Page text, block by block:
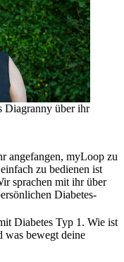
Diagranny über ihr
angefangen, myLoop zu
zu bedienen ist
sprachen mit ihr über
Diabetes-
Diabetes Typ 1. Wie ist
was bewegt deine